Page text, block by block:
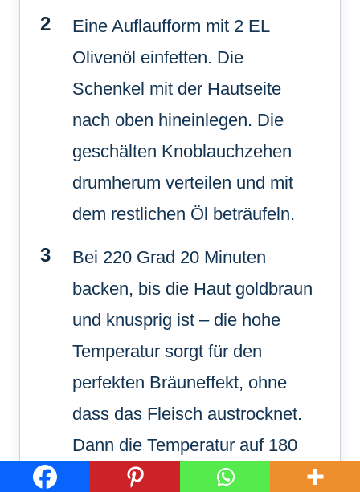
Eine Auflaufform mit 2 EL
Olivenöl einfetten. Die
Schenkel mit der Hautseite
nach oben hineinlegen. Die
geschälten Knoblauchzehen
drumherum verteilen und mit
dem restlichen Öl beträufeln.
Bei 220 Grad 20 Minuten
backen, bis die Haut goldbraun
und knusprig ist – die hohe
Temperatur sorgt für den
perfekten Bräuneffekt, ohne
dass das Fleisch austrocknet.
Dann die Temperatur auf 180
Grad reduzieren und weitere 25